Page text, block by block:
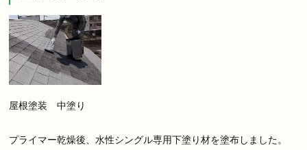
屋根塗装 中塗り
プライマー乾燥後、水性シングル専用下塗り材を塗布しました。